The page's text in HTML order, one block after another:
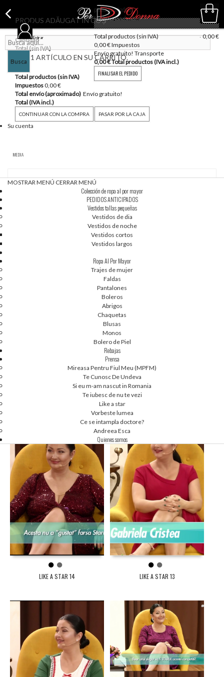
vacío
productos añadidos
No hay productos
Total productos (sin IVA)
0,00 €
0,00 €Impuestos
Envío gratuito! Transporte
0,00 €Total productos (IVA incl.)
FINALISAR EL PEDIDO
PRODUS ADĂUGAT ÎN COȘ
Cantidad
Total (sin IVA)
HAY 1 ARTÍCULO EN SU CARRITO.
Total productos (sin IVA)
Impuestos0,00 €
Total envío (aproximado) Envío gratuito!
Total (IVA incl.)
CONTINUAR CON LA COMPRA PASAR POR LA CAJA
Su cuenta
Entrar
MOSTRAR MENÚ CERRAR MENÚ
Colección de ropa al por mayor
PEDIDOS ANTICIPADOS
Vestidos tallas pequeñas
Vestidos de dia
Vestidos de noche
Vestidos cortos
Vestidos largos
Ropa Al Por Mayor
Trajes de mujer
Faldas
Pantalones
Boleros
Abrigos
Chaquetas
Blusas
Monos
Bolero de Piel
Rebajas
Prensa
Mireasa Pentru Fiul Meu (MPFM)
Te Cunosc De Undeva
Si eu m-am nascut in Romania
Te iubesc de nu te vezi
Like a star
Vorbeste lumea
Ce se intampla doctore?
Andreea Esca
Quienes somos
Busca
MEDIA
Elige el tamaño
GABRIELA CRISTEA 2 GABRIELA CRISTEA
1 2
LIKE A STAR 14
1 2
LIKE A STAR 13